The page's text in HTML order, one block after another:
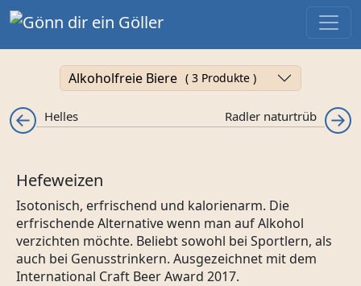
Alkoholfreie Biere ( 3 Produkte )
Helles Radler naturtrüb
Hefeweizen
Isotonisch, erfrischend und kalorienarm. Die
erfrischende Alternative wenn man auf Alkohol
verzichten möchte. Beliebt sowohl bei Sportlern, als
auch bei Genusstrinkern. Ausgezeichnet mit dem
International Craft Beer Award 2017.